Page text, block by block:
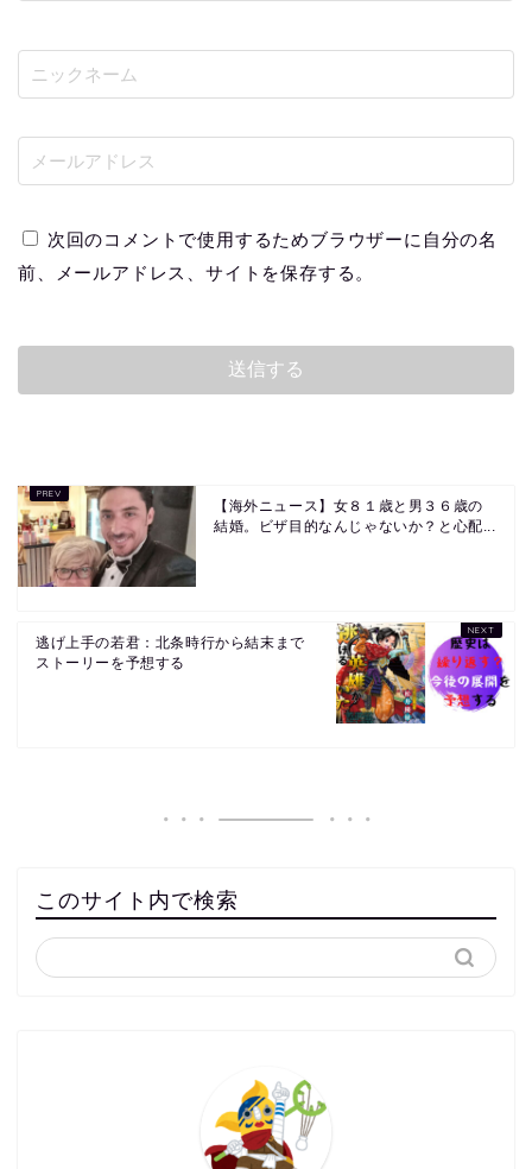
次回のコメントで使用するためブラウザーに自分の名
前、メールアドレス、サイトを保存する。
【海外ニュース】女８１歳と男３６歳の
結婚。ビザ目的なんじゃないか？と心配...
逃げ上手の若君：北条時行から結末まで
ストーリーを予想する
このサイト内で検索